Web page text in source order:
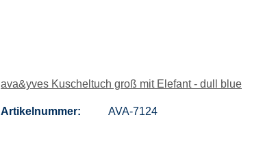
ava&yves Kuscheltuch groß mit Elefant - dull blue
Artikelnummer: AVA-7124